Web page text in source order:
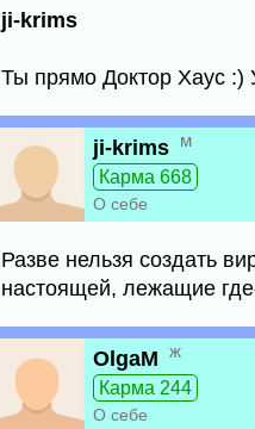
ji-krims
Ты прямо Доктор Хаус :)
ji-krims м
Карма 668
О себе
Разве нельзя создать
настоящей, лежащие
OlgaM ж
Карма 244
О себе